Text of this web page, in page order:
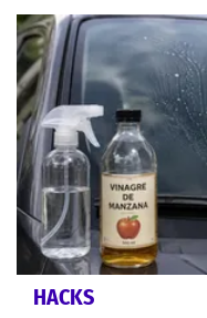
HACKS